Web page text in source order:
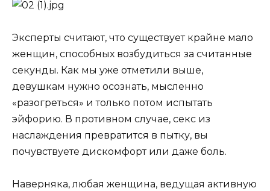
Эксперты считают, что существует крайне мало
женщин, способных возбудиться за считанные
секунды. Как мы уже отметили выше,
девушкам нужно осознать, мысленно
«разогреться» и только потом испытать
эйфорию. В противном случае, секс из
наслаждения превратится в пытку, вы
почувствуете дискомфорт или даже боль.
Наверняка, любая женщина, ведущая активную